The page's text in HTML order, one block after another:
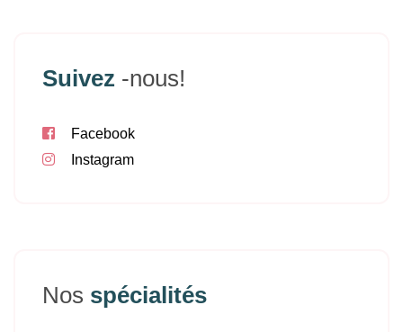
Suivez -nous!
Facebook
Instagram
Nos spécialités